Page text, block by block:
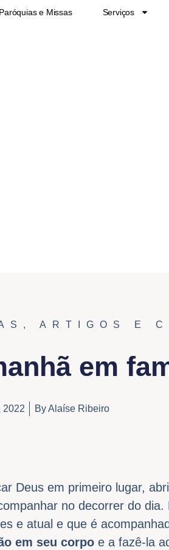
Paróquias e Missas Serviços
, ARTIGOS E
em
2022 ByAlaíse Ribeiro
Deus em primeiro lugar,
no decorrer do dia.
e atual e que é
em seu corpo e a fazê-la